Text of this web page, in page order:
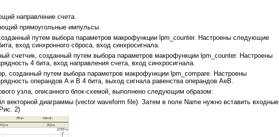
направление счета.
прямоугольные импульсы.
путем выбора параметров макрофункции lpm_counter. Настроены следующие
вход синхронного сброса, вход синхросигнала.
счетчик, созданный путем выбора параметров макрофункции lpm_counter. Настроены
4 бита, вход направления счета, вход синхросигнала.
созданный путем выбора параметров макрофункции lpm_compare. Настроены
операндов A и B 4 бита, выход сигнала равенства операндов AeB.
узла, описанного блок-схемой, выполнено следующим образом:
векторной диаграммы (vector waveform file). Затем в поле Name нужно вставить входные
2)